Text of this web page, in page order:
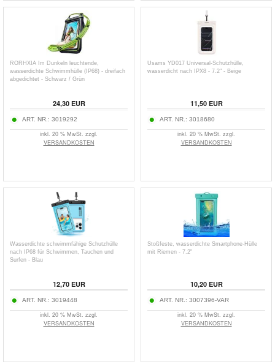
RORHXIA Im Dunkeln leuchtende,
wasserdichte Schwimmhülle (IP68) - dreifach
abgedichtet - Schwarz / Grün
24,30EUR
ART. NR.: 3019292
inkl. 20 % MwSt. zzgl.
VERSANDKOSTEN
Usams YD017 Universal-Schutzhülle,
wasserdicht nach IPX8 - 7.2" - Beige
11,50EUR
ART. NR.: 3018680
inkl. 20 % MwSt. zzgl.
VERSANDKOSTEN
Wasserdichte schwimmfähige Schutzhülle
nach IP68 für Schwimmen, Tauchen und
Surfen - Blau
12,70EUR
ART. NR.: 3019448
inkl. 20 % MwSt. zzgl.
VERSANDKOSTEN
Stoßfeste, wasserdichte Smartphone-Hülle
mit Riemen - 7.2"
10,20EUR
ART. NR.: 3007396-VAR
inkl. 20 % MwSt. zzgl.
VERSANDKOSTEN